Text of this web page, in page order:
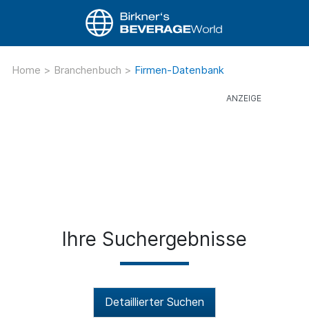
Home > Branchenbuch > Firmen-Datenbank
Ihre Suchergebnisse
Detaillierter Suchen